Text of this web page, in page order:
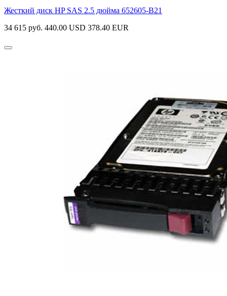
Жесткий диск HP SAS 2.5 дюйма 652605-B21
34 615 руб. 440.00 USD 378.40 EUR